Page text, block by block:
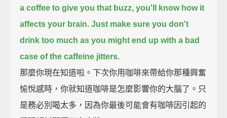
a coffee to give you that buzz, you'll know how it
affects your brain. Just make sure you don't
drink too much as you might end up with a bad
case of the caffeine jitters.
那麼你現在知道啦。下次你用咖啡來帶給你那種興奮
愉悅感時，你就知道咖啡是怎麼影響你的大腦了。只
是務必別喝太多，因為你最後可能會有咖啡因引起的